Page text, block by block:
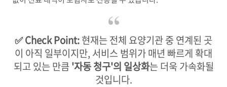
✅ Check Point:현재는 전체 요양기관 중 연계된 곳
이 아직 일부이지만, 서비스 범위가 매년 빠르게 확대
되고 있는 만큼'자동 청구'의 일상화는 더욱 가속화될
것입니다.